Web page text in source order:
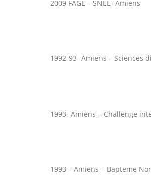
2009 FAGE – SNEE- Amiens
1992-93- Amiens – Sciences
1993- Amiens – Challenge
1993 – Amiens – Bapteme